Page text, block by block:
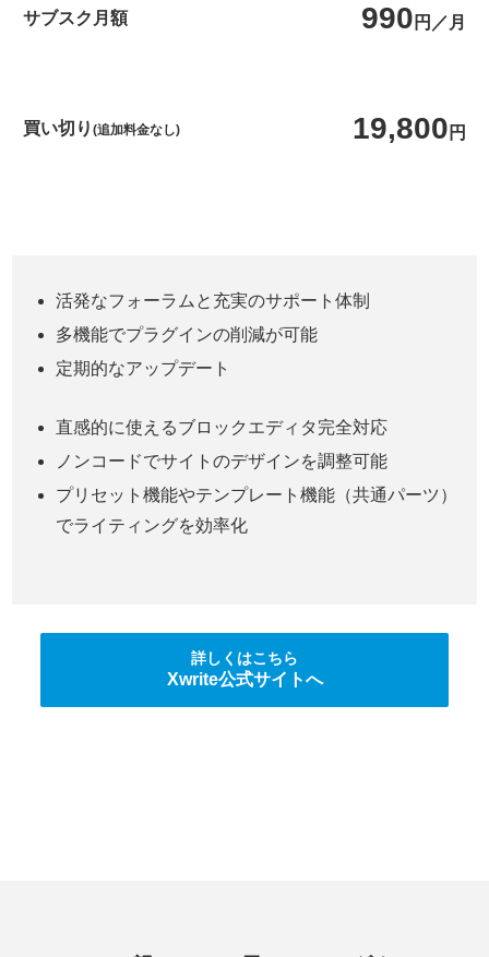
サブスク月額 990 円／月
買い切り(追加料金なし) 19,800 円
活発なフォーラムと充実のサポート体制
多機能でプラグインの削減が可能
定期的なアップデート
直感的に使えるブロックエディタ完全対応
ノンコードでサイトのデザインを調整可能
プリセット機能やテンプレート機能（共通パーツ）
でライティングを効率化
詳しくはこちら
Xwrite公式サイトへ